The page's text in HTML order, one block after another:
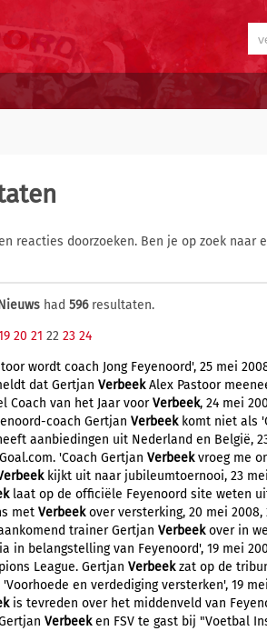
reacties doorzoeken. Ben je op zoek naar
had 596resultaten.
20 21 22 23 24
wordt coach Jong Feyenoord', 25 mei
dat Gertjan VerbeekAlex Pastoor
Coach van het Jaar voorVerbeek, 24 mei
coach Gertjan Verbeekkomt niet als
aanbiedingen uit Nederland en België,
'Coach Gertjan Verbeekvroeg me
kijkt uit naar jubileumtoernooi, 23 mei
laat op de officiële Feyenoord site weten
met Verbeekover versterking, 20 mei 2008,
trainer Gertjan Verbeekover in
in belangstelling van Feyenoord', 19 mei
League. Gertjan Verbeekzat op de
'Voorhoede en verdediging versterken', 19 mei
is tevreden over het middenveld van
Verbeeken FSV te gast bij "Voetbal